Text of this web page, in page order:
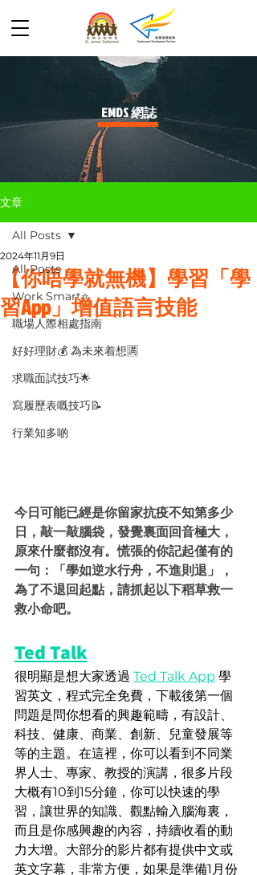
​EMDS 網誌
文章
All Posts
Work Smart⭐️
職場人際相處指南
好好理財💰 為未來着想🈵
求職面試技巧🌟
寫履歷表嘅技巧📝
行業知多啲
All Posts
【你唔學就無機】學習「學
習App」增值語言技能
2024年11月9日
今日可能已經是你留家抗疫不知第多少
日，敲一敲腦袋，發覺裏面回音極大，
原來什麼都沒有。慌張的你記起僅有的
一句：「學如逆水行舟，不進則退」，
為了不退回起點，請抓起以下稻草救一
救小命吧。
Ted Talk
很明顯是想大家透過 Ted Talk App 學
習英文，程式完全免費，下載後第一個
問題是問你想看的興趣範疇，有設計、
科技、健康、商業、創新、兒童發展等
等的主題。在這裡，你可以看到不同業
界人士、專家、教授的演講，很多片段
大概有10到15分鐘，你可以快速的學
習，讓世界的知識、觀點輸入腦海裏，
而且是你感興趣的內容，持續收看的動
力大增。大部分的影片都有提供中文或
英文字幕，非常方便，如果是準備1月份